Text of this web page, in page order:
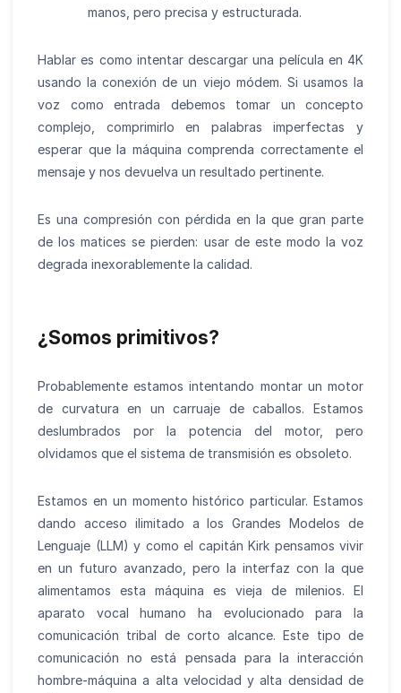
manos, pero precisa y estructurada.
Hablar es como intentar descargar una película en 4K
usando la conexión de un viejo módem. Si usamos la
voz como entrada debemos tomar un concepto
complejo, comprimirlo en palabras imperfectas y
esperar que la máquina comprenda correctamente el
mensaje y nos devuelva un resultado pertinente.
Es una compresión con pérdida en la que gran parte
de los matices se pierden: usar de este modo la voz
degrada inexorablemente la calidad.
¿Somos primitivos?
Probablemente estamos intentando montar un motor
de curvatura en un carruaje de caballos. Estamos
deslumbrados por la potencia del motor, pero
olvidamos que el sistema de transmisión es obsoleto.
Estamos en un momento histórico particular. Estamos
dando acceso ilimitado a los Grandes Modelos de
Lenguaje (LLM) y como el capitán Kirk pensamos vivir
en un futuro avanzado, pero la interfaz con la que
alimentamos esta máquina es vieja de milenios. El
aparato vocal humano ha evolucionado para la
comunicación tribal de corto alcance. Este tipo de
comunicación no está pensada para la interacción
hombre-máquina a alta velocidad y alta densidad de